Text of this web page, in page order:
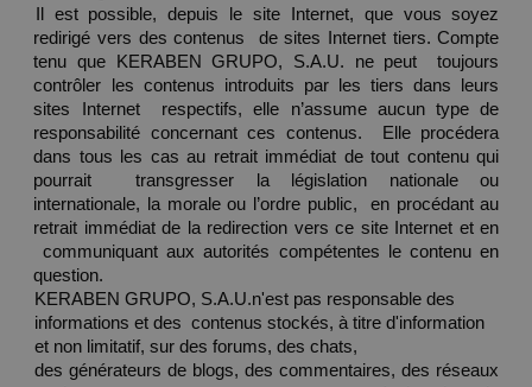
Il est possible, depuis le site Internet, que vous soyez
redirigé vers des contenus  de sites Internet tiers. Compte
tenu que KERABEN GRUPO, S.A.U. ne peut  toujours
contrôler les contenus introduits par les tiers dans leurs
sites Internet  respectifs, elle n’assume aucun type de
responsabilité concernant ces contenus.  Elle procédera
dans tous les cas au retrait immédiat de tout contenu qui
pourrait  transgresser la législation nationale ou
internationale, la morale ou l’ordre public,  en procédant au
retrait immédiat de la redirection vers ce site Internet et en
communiquant aux autorités compétentes le contenu en
question.
KERABEN GRUPO, S.A.U.n'est pas responsable des
informations et des  contenus stockés, à titre d'information
et non limitatif, sur des forums, des chats,
des générateurs de blogs, des commentaires, des réseaux